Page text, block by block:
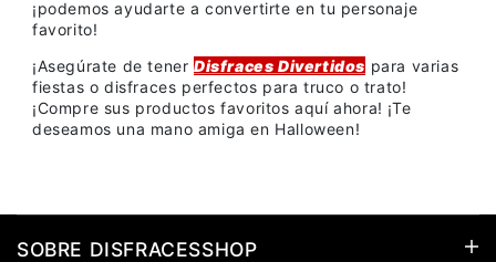
¡podemos ayudarte a convertirte en tu personaje
favorito!
¡Asegúrate de tener Disfraces Divertidos para varias
fiestas o disfraces perfectos para truco o trato!
¡Compre sus productos favoritos aquí ahora! ¡Te
deseamos una mano amiga en Halloween!
SOBRE DISFRACESSHOP